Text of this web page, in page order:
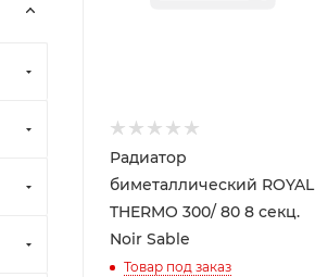
Радиатор
биметаллический ROYAL
THERMO 300/ 80 8 секц.
Noir Sable
Товар под заказ